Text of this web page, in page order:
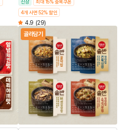
신상
최대 15% 중복쿠폰
4개 사면 52% 할인
4.9 (29)
골라담기